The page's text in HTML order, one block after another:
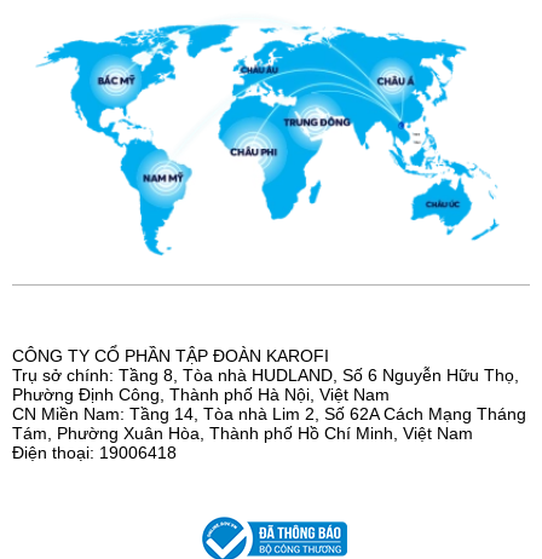
CÔNG TY CỔ PHẦN TẬP ĐOÀN KAROFI
Trụ sở chính: Tầng 8, Tòa nhà HUDLAND, Số 6 Nguyễn Hữu Thọ,
Phường Định Công, Thành phố Hà Nội, Việt Nam
CN Miền Nam: Tầng 14, Tòa nhà Lim 2, Số 62A Cách Mạng Tháng
Tám, Phường Xuân Hòa, Thành phố Hồ Chí Minh, Việt Nam
Điện thoại: 19006418